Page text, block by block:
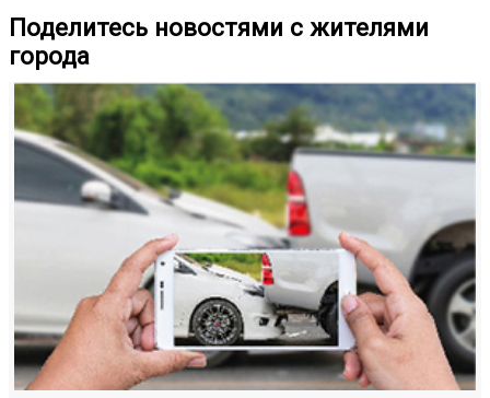
Поделитесь новостями с жителями
города